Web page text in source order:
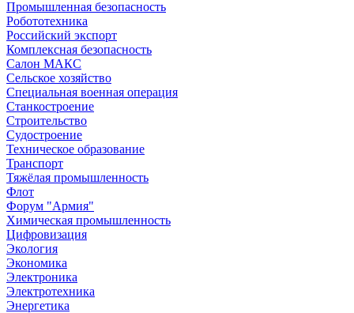
Промышленная безопасность
Робототехника
Российский экспорт
Комплексная безопасность
Салон МАКС
Сельское хозяйство
Специальная военная операция
Станкостроение
Строительство
Судостроение
Техническое образование
Транспорт
Тяжёлая промышленность
Флот
Форум "Армия"
Химическая промышленность
Цифровизация
Экология
Экономика
Электроника
Электротехника
Энергетика